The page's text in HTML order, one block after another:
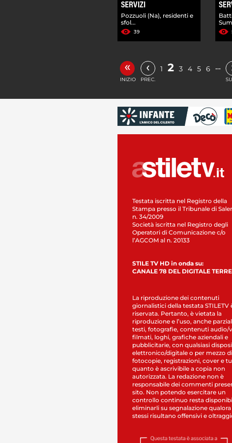
SERVIZI
Pozzuoli (Na), residenti e
sfol...
39
«
INIZIO
‹
PREC.
1 2 3 4 5 6 …
Testata iscritta nel Registro della
Stampa presso il Tribunale di
n. 34/2009
Società iscritta nel Registro degli
Operatori di Comunicazione c/o
l’AGCOM al n. 20133
STILE TV HD in onda su:
CANALE 78 DEL DIGITALE
La riproduzione dei contenuti
giornalistici della testata STILETV
riservata. Pertanto, è vietata la
riproduzione e l’uso, anche
testi, fotografie, contenuti audio/
filmati, loghi, grafiche aziendali e
pubblicitarie, con qualsiasi
elettronico/digitale o per mezzo di
fotocopie, registrazioni, cover e
quanto è ascrivibile a copia non
autorizzata. La redazione non è
responsabile dei commenti
sito. Non potendo esercitare un
controllo continuo resta
eliminarli su segnalazione
stessi risultano offensivi e